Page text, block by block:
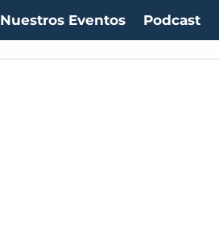
Nuestros Eventos Podcast